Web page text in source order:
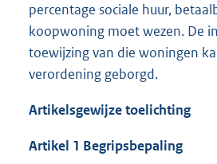
percentage sociale huur,
koopwoning moet wezen. De
toewijzing van die woningen
verordening geborgd.
Artikelsgewijze toelichting
Artikel 1 Begripsbepaling